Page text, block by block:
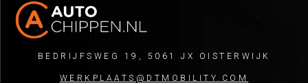
BEDRIJFSWEG 19, 5061 JX OISTERWIJK
WERKPLAATS@DTMOBILITY.COM